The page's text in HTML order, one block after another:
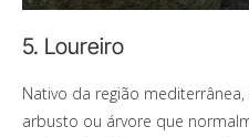
5. Loureiro
Nativo da região
arbusto ou árvore que